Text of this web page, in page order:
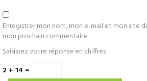
Enregistrer mon nom, mon e-mail et mon site
mon prochain commentaire.
Saisissez votre réponse en chiffres
2 + 14 =